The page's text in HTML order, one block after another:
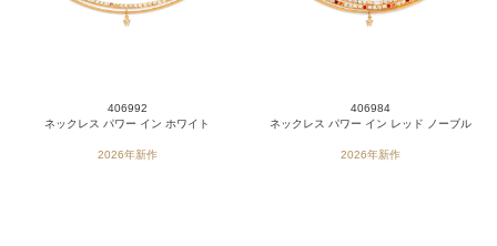
406992
ネックレス パワー イン ホワイト
2026年新作
406984
ネックレス パワー イン レッド ノーブル
2026年新作